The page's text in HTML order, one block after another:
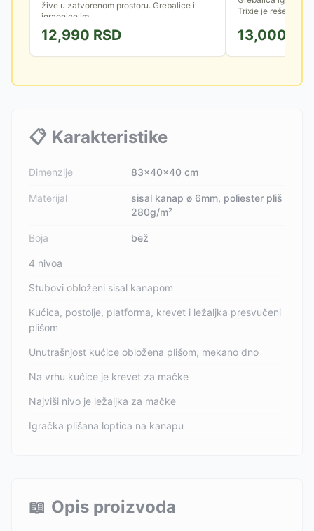
žive u zatvorenom prostoru. Grebalice i
igraonice im...
12,990 RSD
Trixie je rešenje
skakanjem,
13,000
📋 Karakteristike
Dimenzije 83x40x40 cm
Materijal
sisal kanap ø 6mm, poliester pliš
280g/m²
Boja bež
4 nivoa
Stubovi obloženi sisal kanapom
Kućica, postolje, platforma, krevet i ležaljka presvučeni
plišom
Unutrašnjost kućice obložena plišom, mekano dno
Na vrhu kućice je krevet za mačke
Najviši nivo je ležaljka za mačke
Igračka plišana loptica na kanapu
📖 Opis proizvoda